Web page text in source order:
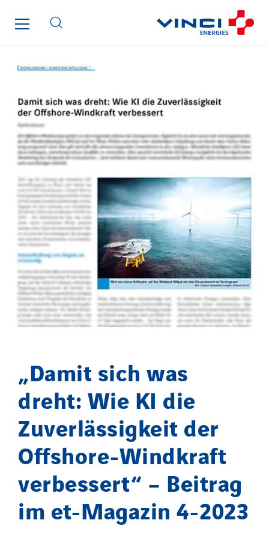
„Damit sich was
dreht: Wie KI die
Zuverlässigkeit der
Offshore-Windkraft
verbessert“ – Beitrag
im et-Magazin 4-2023
Cinodis
City Electric
Clémançon
Comsip
Conductor
Cougar Automation
DECHOW Gebäude.Technik
Degreane Horizon
Dégréane SA
DEGW France
Delaire
Delporte
Demouselle Pas-de-Calais
Distribution de Matériel Electrique
Duval Electricité
Easy Charge
EGEV
EITE
Elec Ouest
Elec-sa
Electromontage
Elektro Stiller
Eltek Systems
Emil Lundgren
Enertech